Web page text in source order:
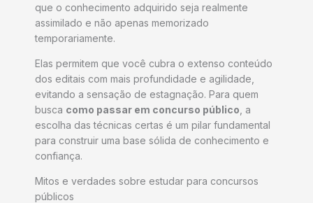
que o conhecimento adquirido seja realmente
assimilado e não apenas memorizado
temporariamente.
Elas permitem que você cubra o extenso conteúdo
dos editais com mais profundidade e agilidade,
evitando a sensação de estagnação. Para quem
busca como passar em concurso público , a
escolha das técnicas certas é um pilar fundamental
para construir uma base sólida de conhecimento e
confiança.
Mitos e verdades sobre estudar para concursos
públicos